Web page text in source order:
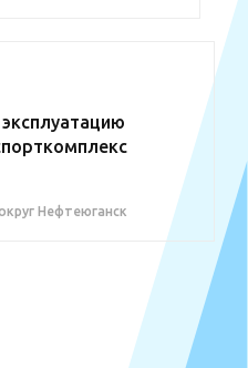
Нефтеюганск